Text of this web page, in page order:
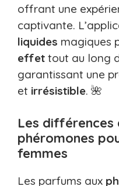
offrant une
captivante.
liquides magiques
effet tout au long
garantissant une
et irrésistible. 🌺
Les différences
phéromones
femmes
Les parfums aux